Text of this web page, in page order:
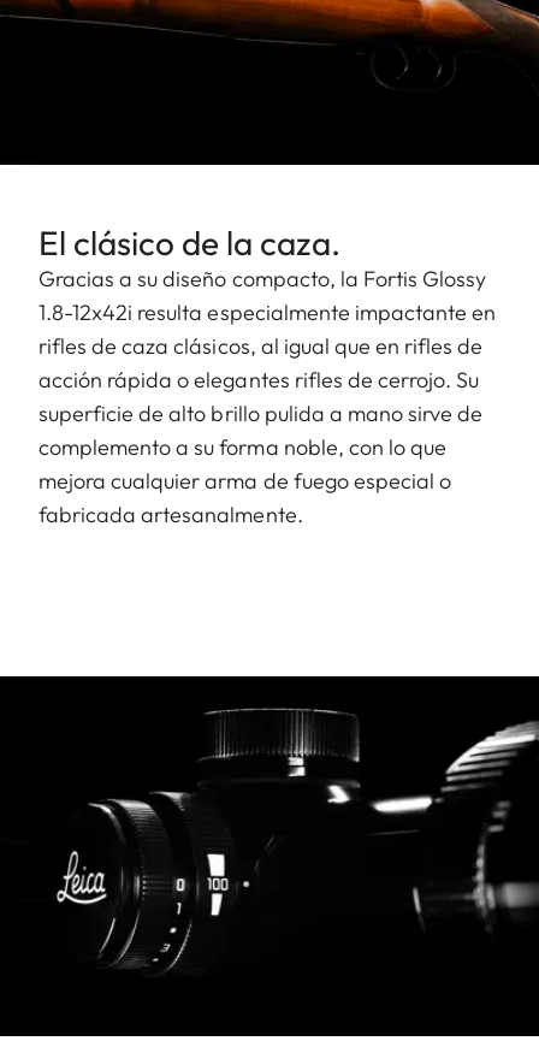
El clásico de la caza.
Gracias a su diseño compacto, la Fortis Glossy
1.8-12x42i resulta especialmente impactante en
rifles de caza clásicos, al igual que en rifles de
acción rápida o elegantes rifles de cerrojo. Su
superficie de alto brillo pulida a mano sirve de
complemento a su forma noble, con lo que
mejora cualquier arma de fuego especial o
fabricada artesanalmente.